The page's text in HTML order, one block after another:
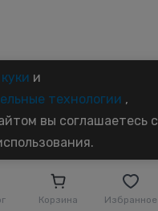
Корзина Избранное
куки и
технологии ,
вы соглашаетесь с